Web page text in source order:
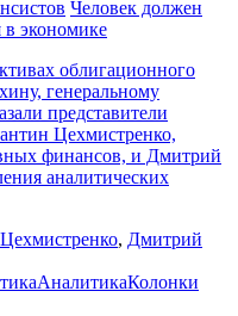
Человек должен
в экономике
облигационного
генеральному
представители
Цехмистренко,
финансов, и Дмитрий
аналитических
, Дмитрий
АналитикаКолонки